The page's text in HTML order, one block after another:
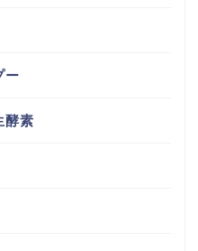
ー
酵素